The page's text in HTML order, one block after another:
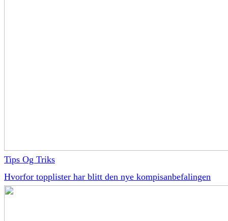
Tips Og Triks
Hvorfor topplister har blitt den nye kompisanbefalingen